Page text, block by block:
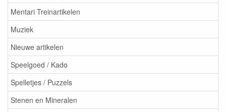
Mentari Treinartikelen
Muziek
Nieuwe artikelen
Speelgoed / Kado
Spelletjes / Puzzels
Stenen en Mineralen